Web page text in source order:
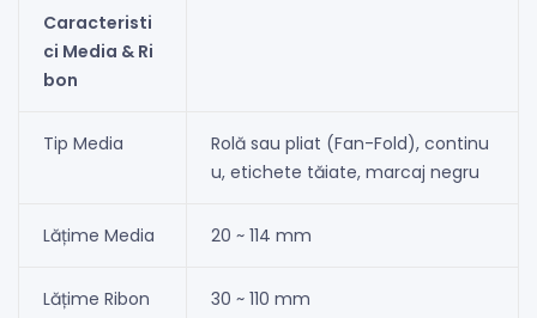
Caracteristi
ci Media & Ri
bon
Tip Media
Rolă sau pliat (Fan-Fold), continu
u, etichete tăiate, marcaj negru
Lățime Media 20 ~ 114 mm
Lățime Ribon 30 ~ 110 mm